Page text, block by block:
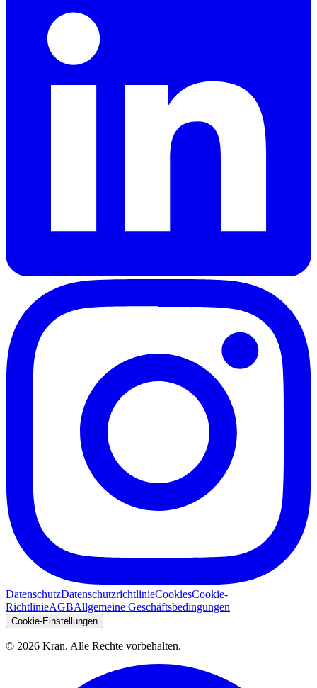
DatenschutzDatenschutzrichtlinieCookiesCookie-
RichtlinieAGBAllgemeine Geschäftsbedingungen
Cookie-Einstellungen
© 2026 Kran. Alle Rechte vorbehalten.